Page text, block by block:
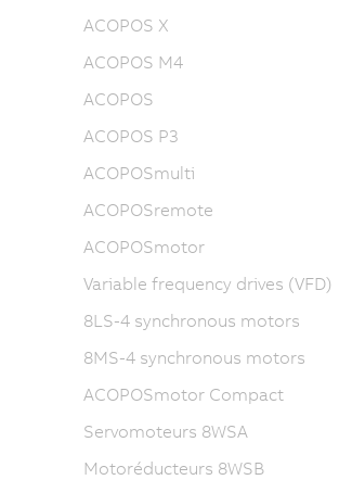
ACOPOS X
ACOPOS M4
ACOPOS
ACOPOS P3
ACOPOSmulti
ACOPOSremote
ACOPOSmotor
Variable frequency drives (VFD)
8LS-4 synchronous motors
8MS-4 synchronous motors
ACOPOSmotor Compact
Servomoteurs 8WSA
Motoréducteurs 8WSB